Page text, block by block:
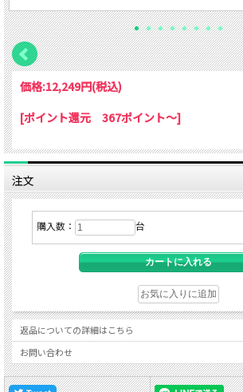
価格:12,249円(税込)
[ポイント還元 367ポイント～]
注文
購入数： 台
返品についての詳細はこちら
お問い合わせ